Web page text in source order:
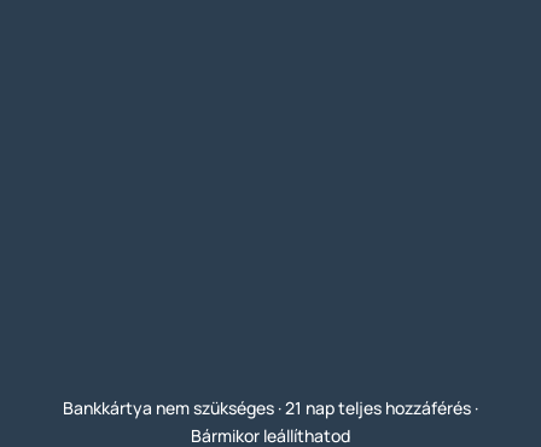
Bankkártya nem szükséges · 21 nap teljes hozzáférés ·
Bármikor leállíthatod